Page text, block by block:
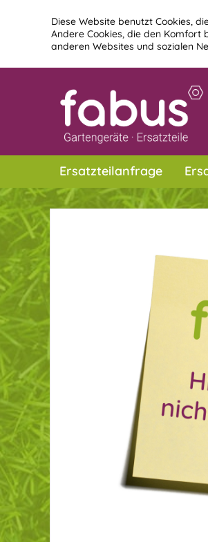
Diese Website benutzt Cookies,
Andere Cookies, die den
anderen Websites und sozialen
Ersatzteilanfrage